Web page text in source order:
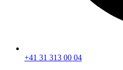
+41 31 313 00 04